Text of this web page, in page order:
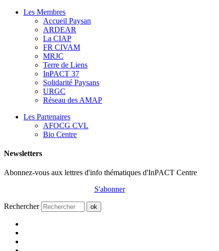
Les Membres
Accueil Paysan
ARDEAR
La CIAP
FR CIVAM
MRJC
Terre de Liens
InPACT 37
Solidarité Paysans
URGC
Réseau des AMAP
Les Partenaires
AFOCG CVL
Bio Centre
Newsletters
Abonnez-vous aux lettres d'info thématiques d'InPACT Centre
S'abonner
Rechercher ok